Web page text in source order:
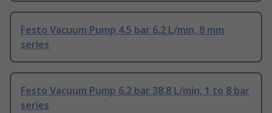
Festo Vacuum Pump 4.5 bar 6.2 L/min, 8 mm
series
Festo Vacuum Pump 6.2 bar 38.8 L/min, 1 to 8 bar
series